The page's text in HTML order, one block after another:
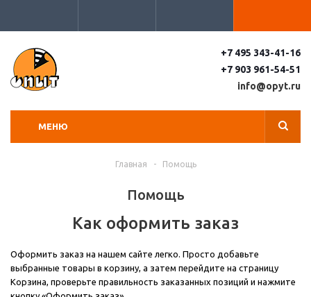
+7 495 343-41-16
+7 903 961-54-51
info@opyt.ru
МЕНЮ
Главная - Помощь
Помощь
Как оформить заказ
Оформить заказ на нашем сайте легко. Просто добавьте
выбранные товары в корзину, а затем перейдите на страницу
Корзина, проверьте правильность заказанных позиций и нажмите